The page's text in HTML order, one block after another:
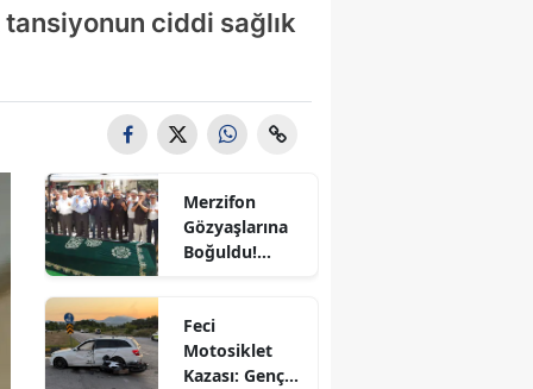
Bilecik
Bitlis
Burdur
Bursa
Çanakkale
Çankırı
ciddi sağlık
Merzifon
Gözyaşlarına
Boğuldu!
Son
Yolculuğuna
Uğurlandı
Feci
Motosiklet
Kazası: Genç